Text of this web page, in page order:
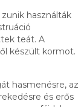
használták
teát. A
készült kormot.
hasmenésre, az
és erős